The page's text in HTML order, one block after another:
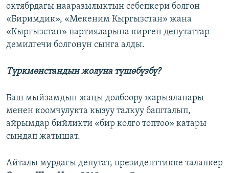
октябрдагы нааразылыктын себепкери болгон
«Биримдик», «Мекеним Кыргызстан» жана
«Кыргызстан» партияларына кирген депутаттар
демилгечи болгонун сынга алды.
Түркмөнстандын жолуна түшөбүзбү?
Баш мыйзамдын жаңы долбоору жарыяланары
менен коомчулукта кызуу талкуу башталып,
айрымдар бийликти «бир колго топтоо» катары
сындап жатышат.
Айталы мурдагы депутат, президенттикке талапкер